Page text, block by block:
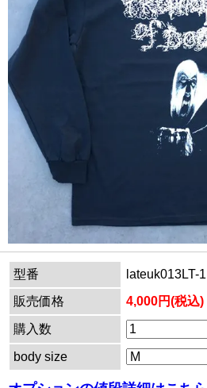
型番
lateuk013LT-1
販売価格
4,000円(税込)
購入数
body size